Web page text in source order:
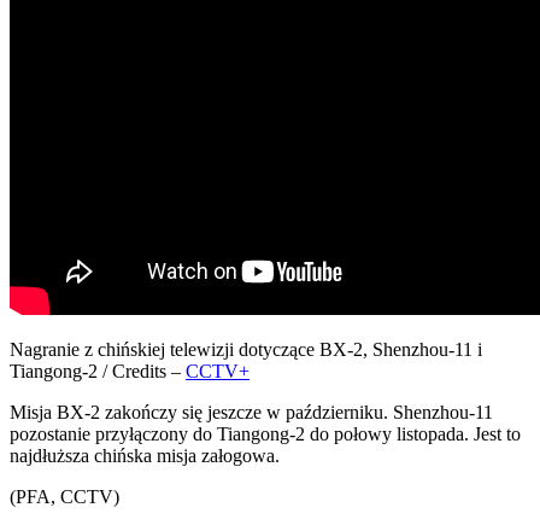
Nagranie z chińskiej telewizji dotyczące BX-2, Shenzhou-11 i
Tiangong-2 / Credits – CCTV+
Misja BX-2 zakończy się jeszcze w październiku. Shenzhou-11
pozostanie przyłączony do Tiangong-2 do połowy listopada. Jest to
najdłuższa chińska misja załogowa.
(PFA, CCTV)